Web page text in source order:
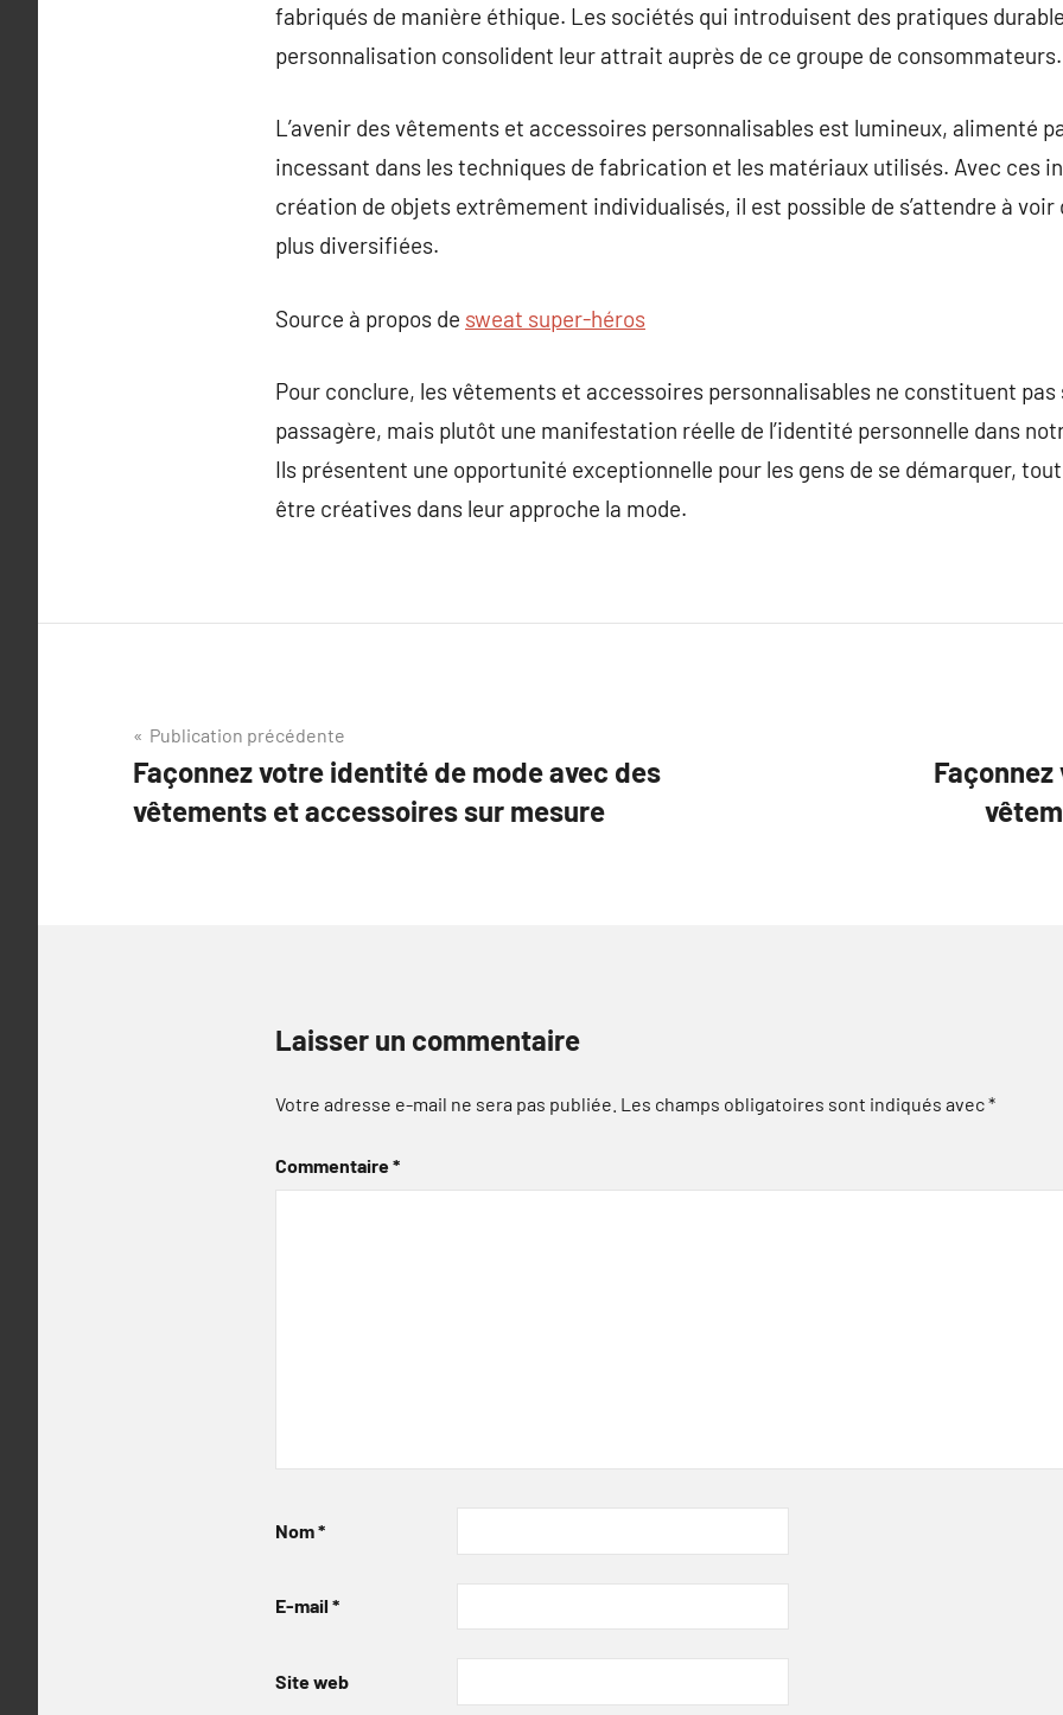
fabriqués de manière éthique. Les sociétés qui introduisent des pratiques
personnalisation consolident leur attrait auprès de ce groupe de consommateurs.
L’avenir des vêtements et accessoires personnalisables est lumineux, alimenté
incessant dans les techniques de fabrication et les matériaux utilisés. Avec ces
création de objets extrêmement individualisés, il est possible de s’attendre à voir
plus diversifiées.
Source à propos de sweat super-héros
Pour conclure, les vêtements et accessoires personnalisables ne constituent
passagère, mais plutôt une manifestation réelle de l’identité personnelle dans
Ils présentent une opportunité exceptionnelle pour les gens de se démarquer,
être créatives dans leur approche la mode.
Navigation
de
l’article
Publication précédente
Façonnez votre identité de mode avec des
vêtements et accessoires sur mesure
Laisser un commentaire
Votre adresse e-mail ne sera pas publiée. Les champs obligatoires sont indiqués avec*
Commentaire*
Nom*
E-mail *
Site web